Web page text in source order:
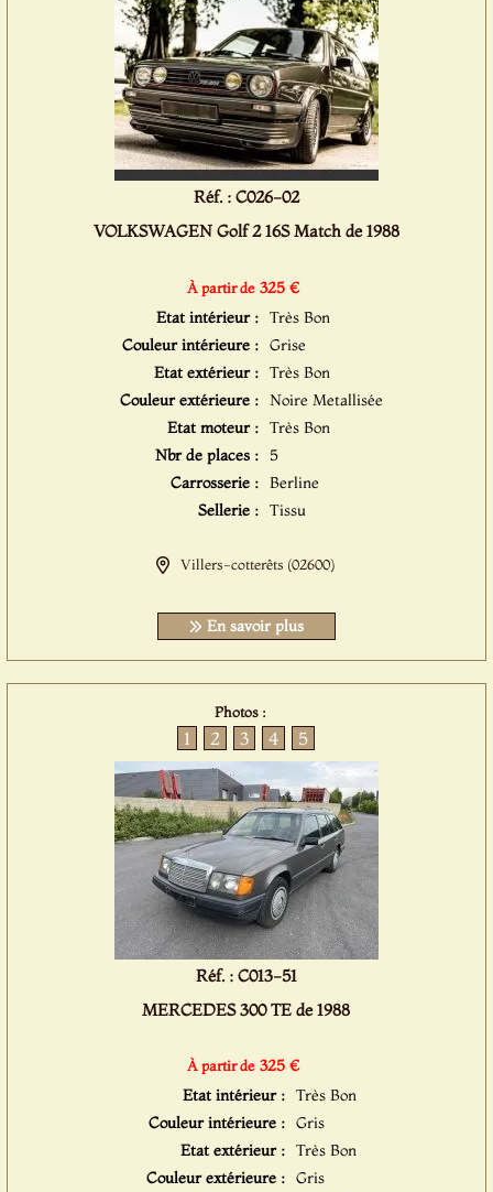
Réf. : C026-02
VOLKSWAGEN Golf 2 16S Match de 1988
À partir de 325 €
Etat intérieur : Très Bon
Couleur intérieure : Grise
Etat extérieur : Très Bon
Couleur extérieure : Noire Metallisée
Etat moteur : Très Bon
Nbr de places :
5
Carrosserie : Berline
Sellerie : Tissu
Villers-cotterêts (02600)
En savoir plus
Photos :
1 2 3 4 5
Réf. : C013-51
MERCEDES 300 TE de 1988
À partir de 325 €
Etat intérieur : Très Bon
Couleur intérieure : Gris
Etat extérieur : Très Bon
Couleur extérieure : Gris